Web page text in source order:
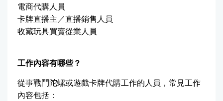
電商代購人員
卡牌直播主／直播銷售人員
收藏玩具買賣從業人員
工作內容有哪些？
從事戰鬥陀螺或遊戲卡牌代購工作的人員，常見工作
內容包括：